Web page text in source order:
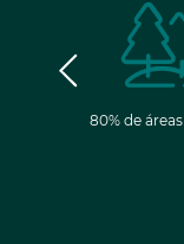
80% de